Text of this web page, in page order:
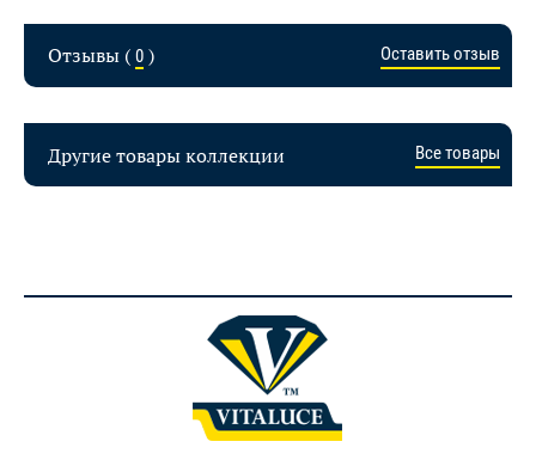
Отзывы ( 0 ) Оставить отзыв
Другие товары коллекции Все товары